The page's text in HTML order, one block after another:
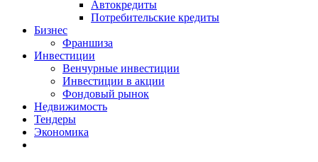
Автокредиты
Потребительские кредиты
Бизнес
Франшиза
Инвестиции
Венчурные инвестиции
Инвестиции в акции
Фондовый рынок
Недвижимость
Тендеры
Экономика